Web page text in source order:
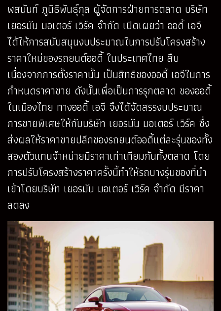
ฬสนันท์ ภูนิธิพันธุ์กุล ผู้จัดการฝ่ายการตลาด บริษัท
เยอรมัน มอเตอร์ เวิร์ค จำกัด เปิดเผยว่า ออดี้ เอจี
ได้ให้การสนับสนุนงบประมาณในการปรับโครงสร้าง
ราคาใหม่ของรถยนต์ออดี้ ในประเทศไทย สืบ
เนื่องจากการตั้งราคานั้น เป็นสิทธิของออดี้ เอจีในการ
กำหนดราคาขาย ดังนั้นเพื่อเป็นการรุกตลาด ของออดี้
ในเมืองไทย ทางออดี้ เอจี จึงได้จัดสรรงบประมาณ
การขายพิเศษให้กับบริษัท เยอรมัน มอเตอร์ เวิร์ค ซึ่ง
ส่งผลให้ราคาขายปลีกของรถยนต์ออดี้แต่ละรุ่นของทั้ง
สองตัวแทนจำหน่ายมีราคาเท่าเทียมกันทั้งตลาด โดย
การปรับโครงสร้างราคาครั้งนี้ทำให้รถบางรุ่นของที่นำ
เข้าโดยบริษัท เยอรมัน มอเตอร์ เวิร์ค จำกัด มีราคา
ลดลง